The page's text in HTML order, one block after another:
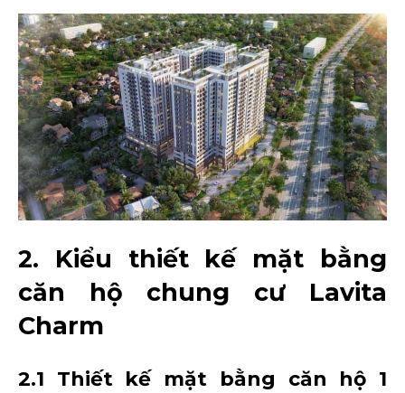
2. Kiểu thiết kế mặt bằng
căn hộ chung cư Lavita
Charm
2.1 Thiết kế mặt bằng căn hộ 1